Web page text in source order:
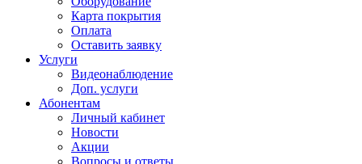
Карта покрытия
Оплата
Оставить заявку
Услуги
Видеонаблюдение
Доп. услуги
Абонентам
Личный кабинет
Новости
Акции
Вопросы и ответы